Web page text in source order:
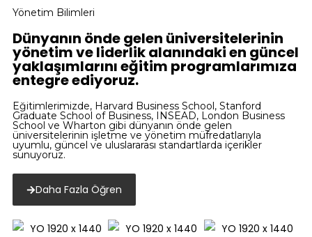
Yönetim Bilimleri
Dünyanın önde gelen üniversitelerinin
yönetim ve liderlik alanındaki en güncel
yaklaşımlarını eğitim programlarımıza
entegre ediyoruz.
Eğitimlerimizde, Harvard Business School, Stanford
Graduate School of Business, INSEAD, London Business
School ve Wharton gibi dünyanın önde gelen
üniversitelerinin işletme ve yönetim müfredatlarıyla
uyumlu, güncel ve uluslararası standartlarda içerikler
sunuyoruz.
Daha Fazla Öğren